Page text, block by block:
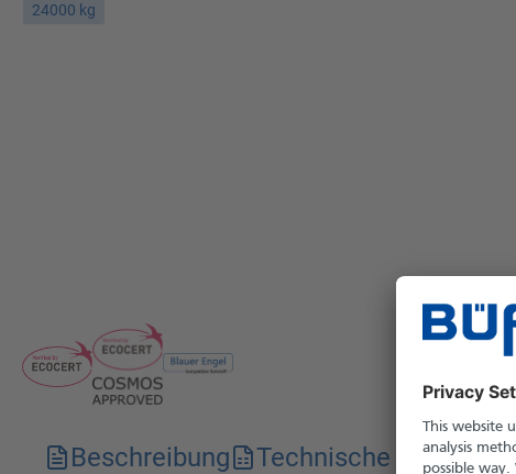
24000 kg
Beschreibung Technische Merkmale